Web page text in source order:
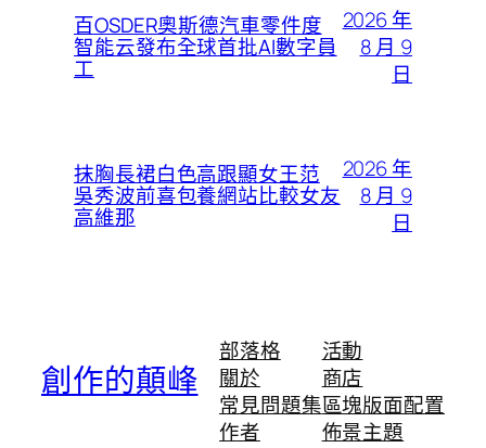
百OSDER奧斯德汽車零件度
智能云發布全球首批AI數字員
工
2026 年
8 月 9
日
抹胸長裙白色高跟顯女王范
吳秀波前喜包養網站比較女友
高維那
2026 年
8 月 9
日
創作的顛峰
部落格
關於
常見問題集
作者
活動
商店
區塊版面配置
佈景主題